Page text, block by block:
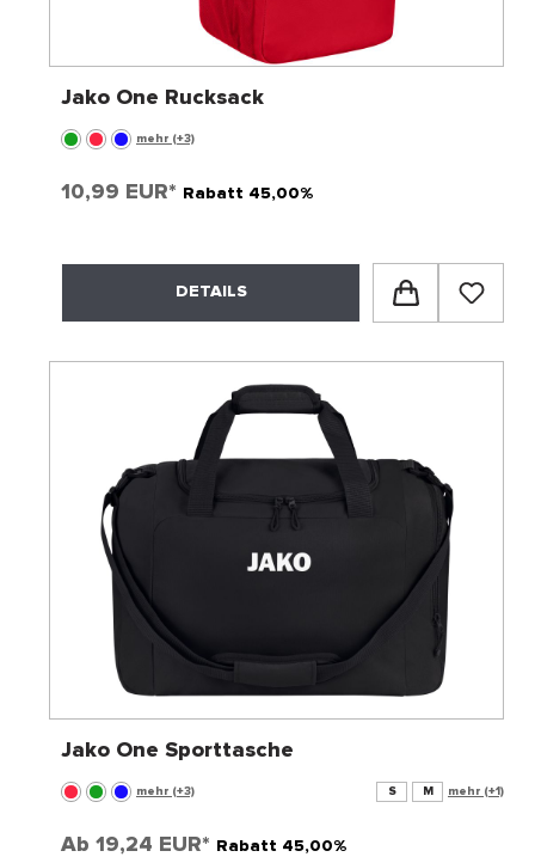
Jako One Rucksack
mehr (+3)
10,99 EUR* Rabatt 45,00%
DETAILS
Jako One Sporttasche
mehr (+3) S M mehr (+1)
Ab 19,24 EUR* Rabatt 45,00%